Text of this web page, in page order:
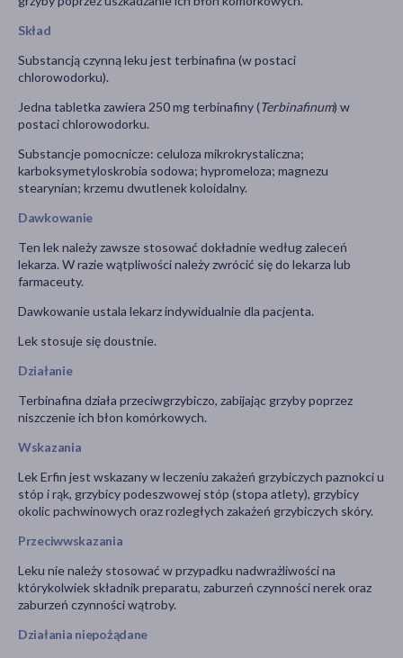
Skład
Substancją czynną leku jest terbinafina (w postaci
chlorowodorku).
Jedna tabletka zawiera 250 mg terbinafiny (Terbinafinum) w
postaci chlorowodorku.
Substancje pomocnicze: celuloza mikrokrystaliczna;
karboksymetyloskrobia sodowa; hypromeloza; magnezu
stearynian; krzemu dwutlenek koloidalny.
Dawkowanie
Ten lek należy zawsze stosować dokładnie według zaleceń
lekarza. W razie wątpliwości należy zwrócić się do lekarza lub
farmaceuty.
Dawkowanie ustala lekarz indywidualnie dla pacjenta.
Lek stosuje się doustnie.
Działanie
Terbinafina działa przeciwgrzybiczo, zabijając grzyby poprzez
niszczenie ich błon komórkowych.
Wskazania
Lek Erfin jest wskazany w leczeniu zakażeń grzybiczych paznokci u
stóp i rąk, grzybicy podeszwowej stóp (stopa atlety), grzybicy
okolic pachwinowych oraz rozległych zakażeń grzybiczych skóry.
Przeciwwskazania
Leku nie należy stosować w przypadku nadwrażliwości na
którykolwiek składnik preparatu, zaburzeń czynności nerek oraz
zaburzeń czynności wątroby.
Działania niepożądane